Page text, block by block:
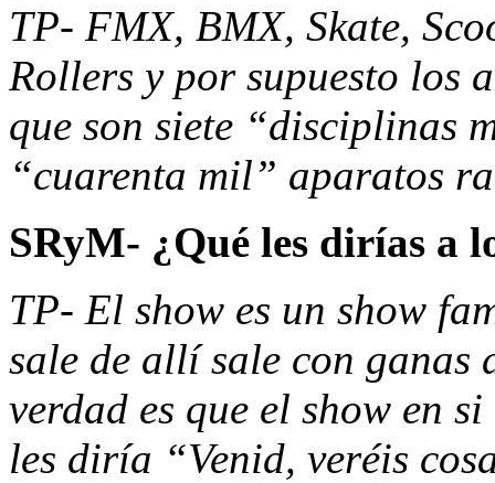
TP- FMX, BMX, Skate,
Rollers y por supuesto los
que son siete “disciplinas
“cuarenta mil” aparatos
SRyM- ¿Qué les dirías a
TP- El show es un show
sale de allí sale con
verdad es que el show en
les diría “Venid, veréis